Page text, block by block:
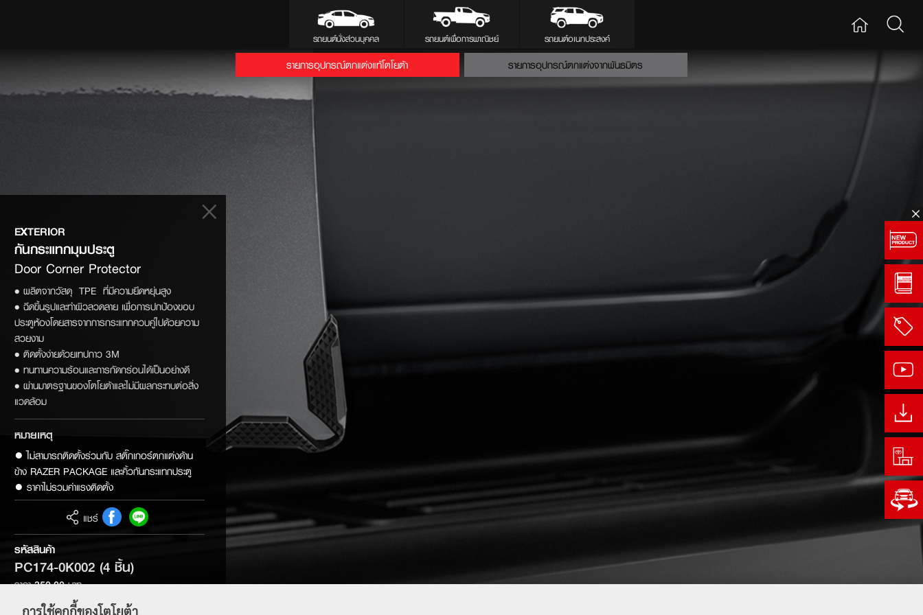
รถยนต์นั่งส่วนบุคคล รถยนต์เพื่อการพาณิชย์ รถยนต์อเนกประสงค์
รายการอุปกรณ์ตกแต่งแท้โตโยต้า รายการอุปกรณ์ตกแต่งจากพันธมิตร
EXTERIOR
Door Corner Protector
• ผลิตจากวัสดุ TPE ที่มีความยึดหยุ่นสูง
• ฉีดขึ้นรูปและทำผิวลวดลาย เพื่อการปกป้องขอบ
ประตูห้องโดยสารจากการกระแทกควบคู่ไปด้วยความ
สวยงาม
• ติดตั้งง่ายด้วยเทปกาว 3M
• ทนทานความร้อนและการกัดกร่อนได้เป็นอย่างดี
• ผ่านมาตรฐานของโตโยต้าและไม่มีผลกระทบต่อสิ่ง
แวดล้อม
หมายเหตุ
● ไม่สามารถติดตั้งร่วมกับ สติ๊กเกอร์ตกแต่งด้าน
ข้าง RAZER PACKAGE และคิ้วกันกระแทกประตู
● ราคาไม่รวมค่าแรงติดตั้ง
แชร์
รหัสสินค้า
PC174-0K002 (4 ชิิ้น)
ราคา350.00บาท
PC174-0K004 (2 ชิ้น)
การใช้คุกกี้ของโตโยต้า